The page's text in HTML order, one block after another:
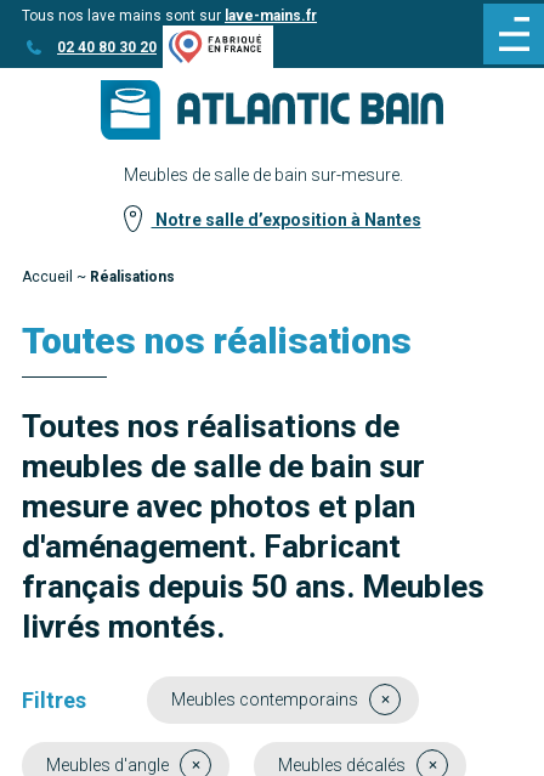
Aller
au
Aller au
contenu
Tous nos lave mains sont sur lave-mains.fr
02 40 80 30 20
Meubles de salle de bain sur-mesure.
Notre salle d’exposition à Nantes
Accueil ~ Réalisations
Toutes nos réalisations
Toutes nos réalisations de
meubles de salle de bain sur
mesure avec photos et plan
d'aménagement. Fabricant
français depuis 50 ans. Meubles
livrés montés.
Filtres Meubles contemporains
Meubles d'angle Meubles décalés